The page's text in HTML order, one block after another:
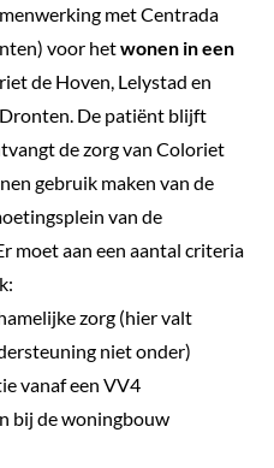
met Centrada
voor hetwonen in een
de Hoven, Lelystad en
De patiënt blijft
de zorg van Coloriet
gebruik maken van de
van de
moet aan een aantal criteria
zorg (hier valt
niet onder)
vanaf een VV4
bij de woningbouw